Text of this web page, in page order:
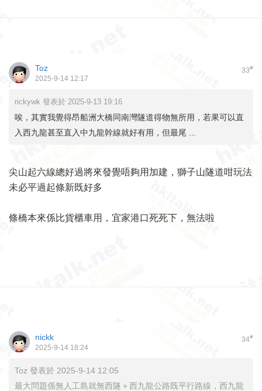
33#
Toz
2025-9-14 12:17
rickywk 發表於 2025-9-13 19:16
唉，其實我覺得昂船洲大橋同南灣隧道得物無所用，若果可以直
入西九龍甚至直入中九龍幹線就好有用，但最尾 ...
尖山起六線總好過將來發覺唔夠用加建，獅子山隧道咁玩法
未必平過起條新既好多
條橋本來係比貨櫃車用，宜家港口死死下，無法啦
34#
nickk
2025-9-14 18:24
Toz 發表於 2025-9-14 12:05
最大問題係無人工島就無西隧＋西九龍公路既平行路線，西九龍